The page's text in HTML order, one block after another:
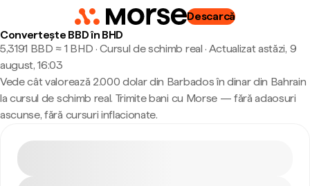
Descarcă
Convertește BBD în BHD
5,3191 BBD ≈ 1 BHD · Cursul de schimb real · Actualizat astăzi, 9
august, 16:03
Vede cât valorează 2.000 dolar din Barbados în dinar din Bahrain
la cursul de schimb real. Trimite bani cu Morse — fără adaosuri
ascunse, fără cursuri inflacionate.